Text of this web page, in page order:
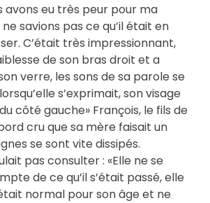
avons eu très peur pour ma
savions pas ce qu’il était en
C’était très impressionnant,
de son bras droit et a
verre, les sons de sa parole se
s’exprimait, son visage
côté gauche» François, le fils de
cru que sa mère faisait un
se sont vite dissipés.
pas consulter : «Elle ne se
de ce qu’il s’était passé, elle
normal pour son âge et ne